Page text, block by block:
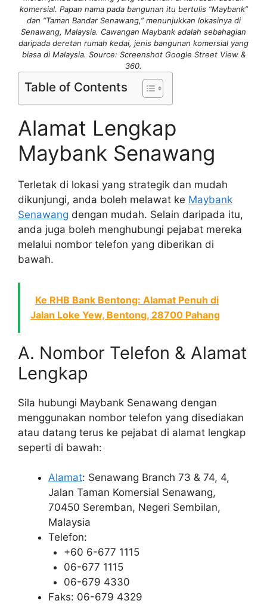
komersial. Papan nama pada bangunan itu bertulis “Maybank”
dan “Taman Bandar Senawang,” menunjukkan lokasinya di
Senawang, Malaysia. Cawangan Maybank adalah sebahagian
daripada deretan rumah kedai, jenis bangunan komersial yang
biasa di Malaysia. Source: Screenshot Google Street View &
360.
Table of Contents
Alamat Lengkap
Maybank Senawang
Terletak di lokasi yang strategik dan mudah
dikunjungi, anda boleh melawat ke Maybank
Senawang dengan mudah. Selain daripada itu,
anda juga boleh menghubungi pejabat mereka
melalui nombor telefon yang diberikan di
bawah.
Ke RHB Bank Bentong: Alamat Penuh di
Jalan Loke Yew, Bentong, 28700 Pahang
A. Nombor Telefon & Alamat
Lengkap
Sila hubungi Maybank Senawang dengan
menggunakan nombor telefon yang disediakan
atau datang terus ke pejabat di alamat lengkap
seperti di bawah:
Alamat: Senawang Branch 73 & 74, 4,
Jalan Taman Komersial Senawang,
70450 Seremban, Negeri Sembilan,
Malaysia
Telefon:
+60 6-677 1115
06-677 1115
06-679 4330
Faks: 06-679 4329